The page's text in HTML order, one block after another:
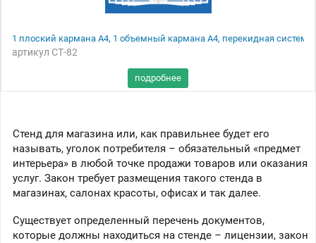
1 плоский кармана А4, 1 объемный кармана А4, перекидная система
артикул СТ-82
Стенд для магазина или, как правильнее будет его
называть, уголок потребителя – обязательный «предмет
интерьера» в любой точке продажи товаров или оказания
услуг. Закон требует размещения такого стенда в
магазинах, салонах красоты, офисах и так далее.
Существует определенный перечень документов,
которые должны находиться на стенде – лицензии, закон